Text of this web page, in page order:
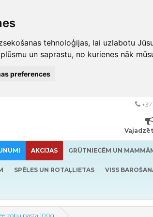
tehnoloģijas, lai uzlabotu
un saprastu, no kurienes nāk
preferences
AKCIJAS GRŪTNIECĒM UN
SPĒLES UN ROTAĻLIETAS VISS
zobu pasta 100g